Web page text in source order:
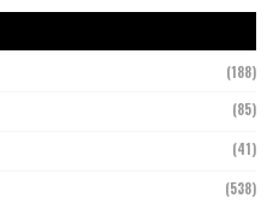
(188)
(85)
(41)
(538)